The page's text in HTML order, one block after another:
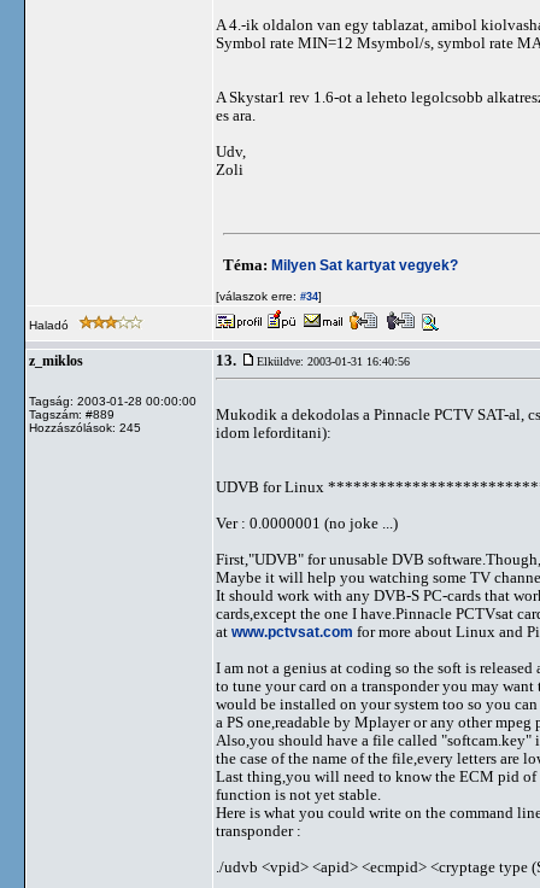
A 4.-ik oldalon van egy tablazat, amibol
Symbol rate MIN=12 Msymbol/s, symbol rate
A Skystar1 rev 1.6-ot a leheto legolcsobb
es ara.
Udv,
Zoli
Téma: Milyen Sat kartyat vegyek?
[válaszok erre: #34]
Haladó
z_miklos
Tagság: 2003-01-28 00:00:00
Tagszám: #889
Hozzászólások: 245
13. Elküldve: 2003-01-31 16:40:56
Mukodik a dekodolas a Pinnacle PCTV SAT-al,
idom leforditani):
UDVB for Linux
Ver : 0.0000001 (no joke ...)
First,"UDVB" for unusable DVB
Maybe it will help you watching some TV
It should work with any DVB-S PC-cards that
cards,except the one I have.Pinnacle PCTVsat
at www.pctvsat.com for more about Linux and
I am not a genius at coding so the soft is
to tune your card on a transponder you may
would be installed on your system too so you
a PS one,readable by Mplayer or any other mpeg
Also,you should have a file called "softcam.key"
the case of the name of the file,every letters are
Last thing,you will need to know the ECM pid
function is not yet stable.
Here is what you could write on the command
transponder :
./udvb <vpid> <apid> <ecmpid> <cryptage type